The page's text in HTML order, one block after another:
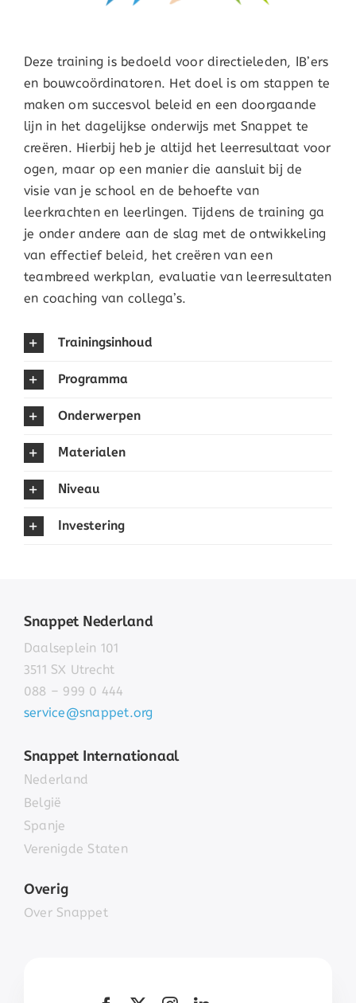
Deze training is bedoeld voor directieleden, IB’ers
en bouwcoördinatoren. Het doel is om stappen te
maken om succesvol beleid en een doorgaande
lijn in het dagelijkse onderwijs met Snappet te
creëren. Hierbij heb je altijd het leerresultaat voor
ogen, maar op een manier die aansluit bij de
visie van je school en de behoefte van
leerkrachten en leerlingen. Tijdens de training ga
je onder andere aan de slag met de ontwikkeling
van effectief beleid, het creëren van een
teambreed werkplan, evaluatie van leerresultaten
en coaching van collega’s.
Trainingsinhoud
Programma
Onderwerpen
Materialen
Niveau
Investering
Snappet Nederland
Daalseplein 101
3511 SX Utrecht
088 – 999 0 444
service@snappet.org
Snappet Internationaal
Nederland
België
Spanje
Verenigde Staten
Overig
Over Snappet